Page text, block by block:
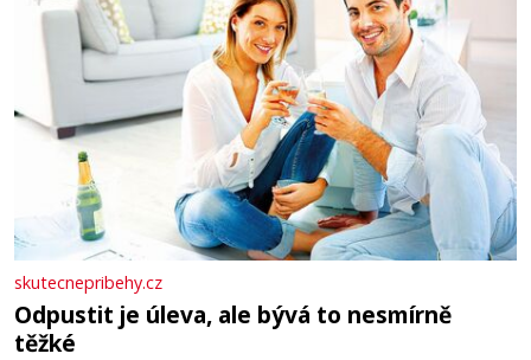
skutecnepribehy.cz
Odpustit je úleva, ale bývá to nesmírně
těžké